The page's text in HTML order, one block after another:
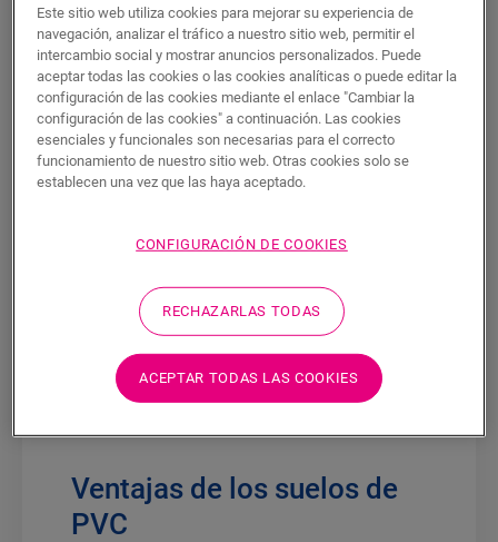
naturales como la madera y la piedracon
la máxima innovación,durabilidad y
practicidad. Los suelos de PVC están
disponibles en muchos estilos y colores y
en distintos grados de flexibilidad y
rigidez. En pocas palabras, tenemos un
suelo para cada gusto y cada proyecto.
DESCUBRA TODOS NUESTROS
SUELOS DE PVC
Ventajas de los suelos de
PVC
Este sitio web utiliza cookies para mejorar su experiencia de
navegación, analizar el tráfico a nuestro sitio web, permitir el
intercambio social y mostrar anuncios personalizados. Puede
aceptar todas las cookies o las cookies analíticas o puede editar la
configuración de las cookies mediante el enlace "Cambiar la
configuración de las cookies" a continuación. Las cookies
esenciales y funcionales son necesarias para el correcto
funcionamiento de nuestro sitio web. Otras cookies solo se
establecen una vez que las haya aceptado.
CONFIGURACIÓN DE COOKIES
RECHAZARLAS TODAS
ACEPTAR TODAS LAS COOKIES